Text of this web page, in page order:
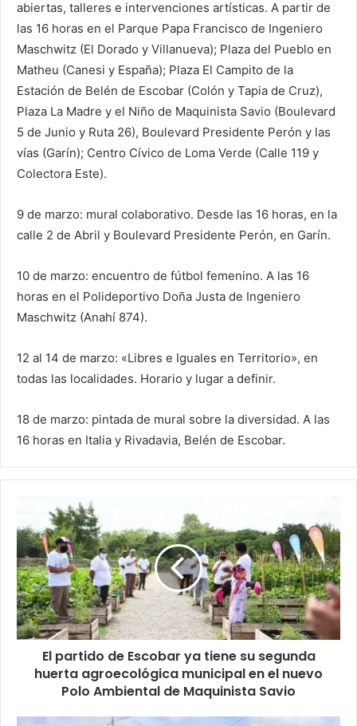
abiertas, talleres e intervenciones artísticas. A partir de
las 16 horas en el Parque Papa Francisco de Ingeniero
Maschwitz (El Dorado y Villanueva); Plaza del Pueblo en
Matheu (Canesi y España); Plaza El Campito de la
Estación de Belén de Escobar (Colón y Tapia de Cruz),
Plaza La Madre y el Niño de Maquinista Savio (Boulevard
5 de Junio y Ruta 26), Boulevard Presidente Perón y las
vías (Garín); Centro Cívico de Loma Verde (Calle 119 y
Colectora Este).
9 de marzo: mural colaborativo. Desde las 16 horas, en la
calle 2 de Abril y Boulevard Presidente Perón, en Garín.
10 de marzo: encuentro de fútbol femenino. A las 16
horas en el Polideportivo Doña Justa de Ingeniero
Maschwitz (Anahí 874).
12 al 14 de marzo: «Libres e Iguales en Territorio», en
todas las localidades. Horario y lugar a definir.
18 de marzo: pintada de mural sobre la diversidad. A las
16 horas en Italia y Rivadavia, Belén de Escobar.
El partido de Escobar ya tiene su segunda
huerta agroecológica municipal en el nuevo
Polo Ambiental de Maquinista Savio